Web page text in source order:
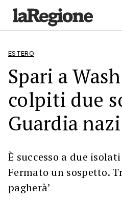
ESTERO
Spari a
colpiti due
Guardia
È successo a due
Fermato un sospetto.
pagherà’